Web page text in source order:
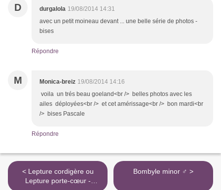
D durgalola 19/08/2014 14:31
avec un petit moineau devant ... une belle série de photos -
bises
Répondre
M Monica-breiz 19/08/2014 14:16
voila un trés beau goeland<br /> belles photos avec les
ailes déployées<br /> et cet amérissage<br /> bon mardi<br
/> bises Pascale
Répondre
< Lepture cordigère ou
Lepture porte-cœur -
Bombyle minor ♂ >